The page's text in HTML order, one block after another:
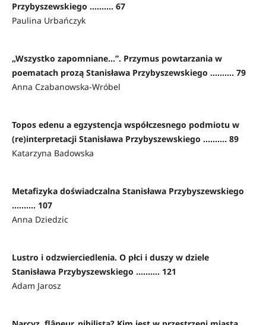
Przybyszewskiego .......... 67
Paulina Urbańczyk
„Wszystko zapomniane…”. Przymus powtarzania w
poematach prozą Stanisława Przybyszewskiego .......... 79
Anna Czabanowska-Wróbel
Topos edenu a egzystencja współczesnego podmiotu w
(re)interpretacji Stanisława Przybyszewskiego .......... 89
Katarzyna Badowska
Metafizyka doświadczalna Stanisława Przybyszewskiego
.......... 107
Anna Dziedzic
Lustro i odzwierciedlenia. O płci i duszy w dziele
Stanisława Przybyszewskiego .......... 121
Adam Jarosz